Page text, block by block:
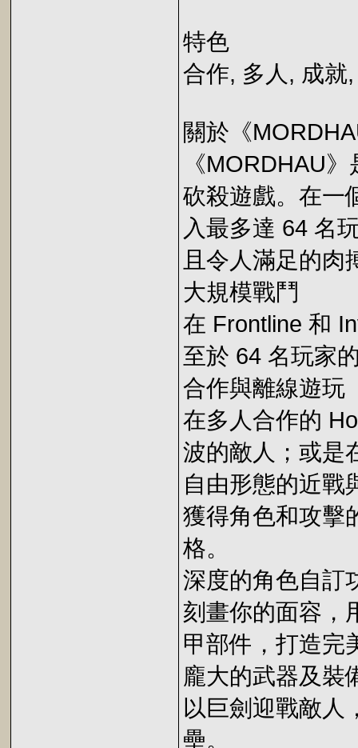
特色
合作, 多人, 成就
關於《
《MORDHAU
砍殺遊戲。在一
入最多達 64 名
且令人滿足的肉
大規模戰鬥
在 Frontline 和
至於 64 名玩家
合作與離線遊玩
在多人合作的
波的敵人；或是
自由形態的近戰
獲得角色和攻擊
格。
深度的角色自訂
刻畫你的面容，
甲部件，打造完
龐大的武器及裝
以巨劍迎戰敵人
壘。